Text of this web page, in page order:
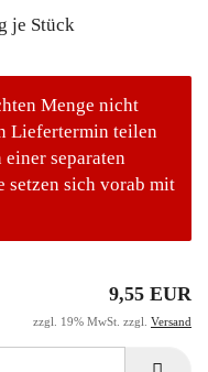
je Stück
Menge nicht
Liefertermin teilen
separaten
setzen sich vorab mit
9,55 EUR
zzgl. 19% MwSt. zzgl. Versand